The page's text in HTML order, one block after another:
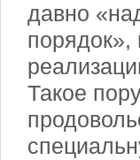
давно
порядок»,
Такое